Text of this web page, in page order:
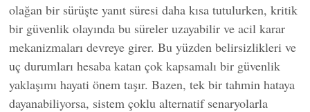
olağan bir sürüşte yanıt süresi daha kısa tutulurken, kritik
bir güvenlik olayında bu süreler uzayabilir ve acil karar
mekanizmaları devreye girer. Bu yüzden belirsizlikleri ve
uç durumları hesaba katan çok kapsamalı bir güvenlik
yaklaşımı hayati önem taşır. Bazen, tek bir tahmin hataya
dayanabiliyorsa, sistem çoklu alternatif senaryolarla